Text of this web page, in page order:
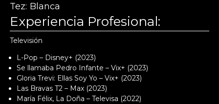
Tez Blanca
Experiencia Profesional:
Televisión
L-Pop – Disney+ (2023)
Se llamaba Pedro Infante – Vix+ (2023)
Gloria Trevi: Ellas Soy Yo – Vix+ (2023)
Las Bravas T2 – Max (2023)
María Félix, La Doña – Televisa (2022)